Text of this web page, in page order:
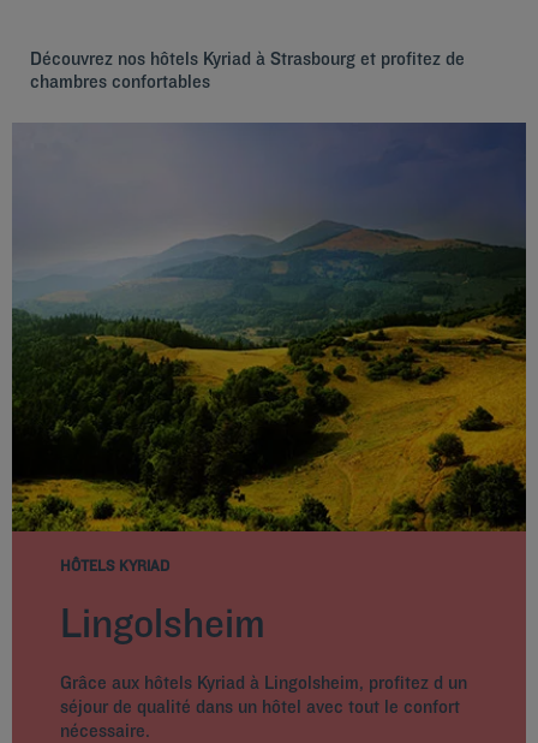
Découvrez nos hôtels Kyriad à Strasbourg et profitez de
chambres confortables
HÔTELS KYRIAD
Lingolsheim
Grâce aux hôtels Kyriad à Lingolsheim, profitez d un
séjour de qualité dans un hôtel avec tout le confort
nécessaire.